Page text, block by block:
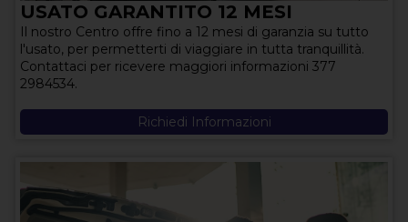
USATO GARANTITO 12 MESI
Il nostro Centro offre fino a 12 mesi di garanzia su tutto
l'usato, per permetterti di viaggiare in tutta tranquillità.
Contattaci per ricevere maggiori informazioni 377
2984534.
Richiedi Informazioni